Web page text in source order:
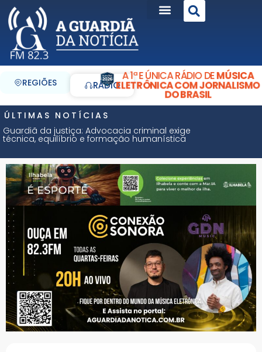
REGIÕES RÁDIO
A 1ª E ÚNICA RÁDIO DEMÚSICA
ELETRÔNICA COM JORNALISMO
DO BRASIL
ÚLTIMAS NOTÍCIAS
Guardiã da justiça: Advocacia criminal exige
técnica, equilíbrio e formação humanística